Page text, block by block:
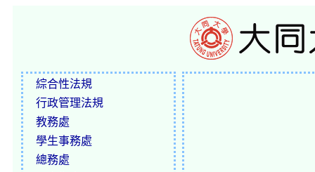
綜合性法規
行政管理法規
教務處
學生事務處
總務處